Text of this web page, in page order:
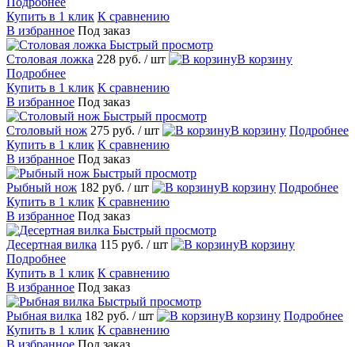
Купить в 1 клик К сравнению
В избранное Под заказ
Быстрый просмотр
Столовая ложка 228 руб. / шт
В корзину
Подробнее
Купить в 1 клик К сравнению
В избранное Под заказ
Быстрый просмотр
Столовый нож 275 руб. / шт В корзину Подробнее
Купить в 1 клик К сравнению
В избранное Под заказ
Быстрый просмотр
Рыбный нож 182 руб. / шт В корзину Подробнее
Купить в 1 клик К сравнению
В избранное Под заказ
Быстрый просмотр
Десертная вилка 115 руб. / шт
В корзину
Подробнее
Купить в 1 клик К сравнению
В избранное Под заказ
Быстрый просмотр
Рыбная вилка 182 руб. / шт В корзину Подробнее
Купить в 1 клик К сравнению
В избранное Под заказ